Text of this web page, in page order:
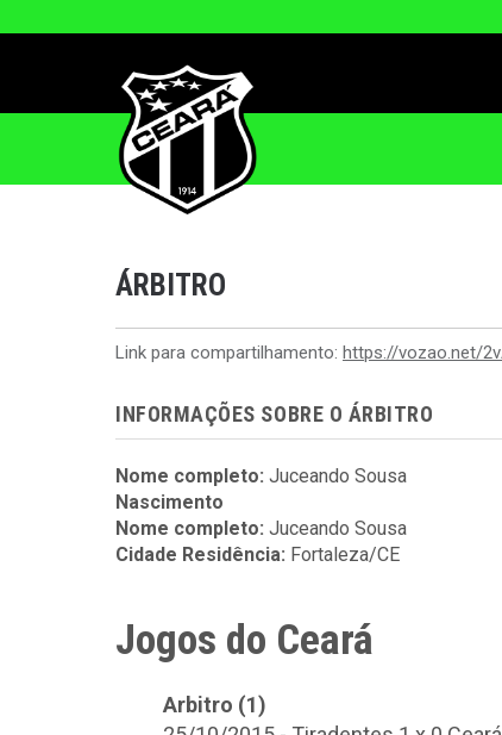
ÁRBITRO
Link para compartilhamento: https://vozao.net/
INFORMAÇÕES SOBRE O ÁRBITRO
Nome completo: Juceando Sousa
Nascimento
Nome completo: Juceando Sousa
Cidade Residência: Fortaleza/CE
Jogos do Ceará
Arbitro (1)